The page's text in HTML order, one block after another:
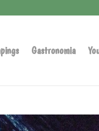
Gastronomia